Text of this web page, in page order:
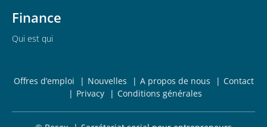
Finance
Qui est qui
Offres d’emploi Nouvelles A propos de nous
Contact
Privacy
Conditions générales